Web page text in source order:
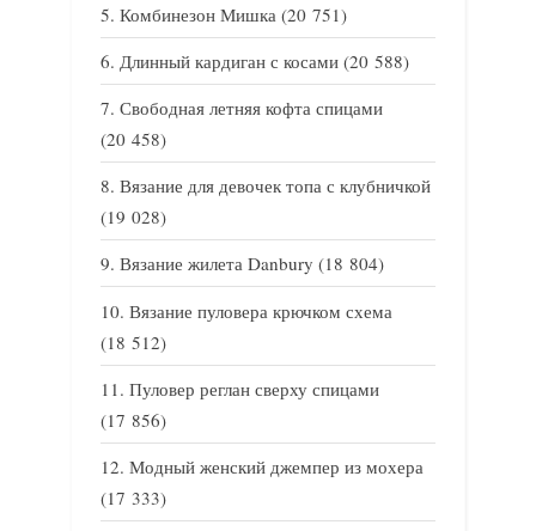
Комбинезон Мишка (20 751)
Длинный кардиган с косами (20 588)
Свободная летняя кофта спицами
(20 458)
Вязание для девочек топа с клубничкой
(19 028)
Вязание жилета Danbury (18 804)
Вязание пуловера крючком схема
(18 512)
Пуловер реглан сверху спицами
(17 856)
Модный женский джемпер из мохера
(17 333)